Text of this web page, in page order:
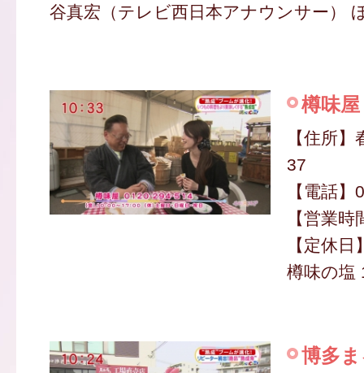
谷真宏（テレビ西日本アナウンサー）
樽味屋
【住所
37
【電話
【営業
【定休
樽味の塩
博多